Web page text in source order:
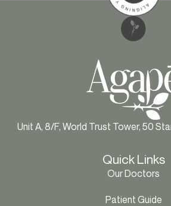
Unit A, 8/F, World Trust Tower, 50
Quick Links
Our Doctors
Patient Guide